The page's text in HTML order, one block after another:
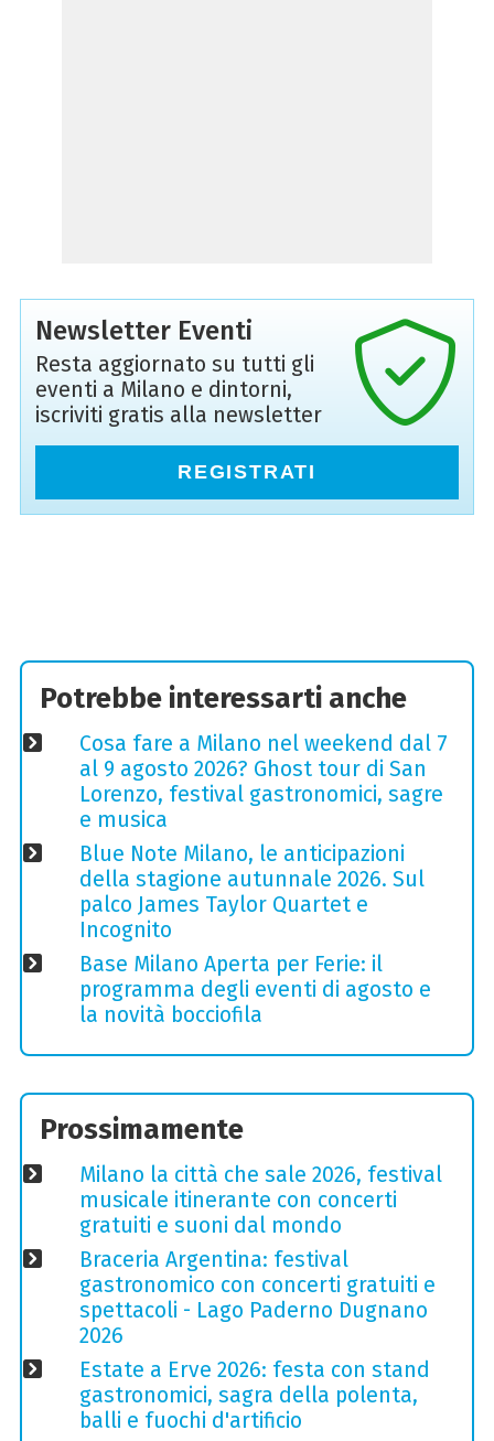
Newsletter Eventi
Resta aggiornato su tutti gli
eventi a Milano e dintorni,
iscriviti gratis alla newsletter
REGISTRATI
Potrebbe interessarti anche
Cosa fare a Milano nel weekend dal 7
al 9 agosto 2026? Ghost tour di San
Lorenzo, festival gastronomici, sagre
e musica
Blue Note Milano, le anticipazioni
della stagione autunnale 2026. Sul
palco James Taylor Quartet e
Incognito
Base Milano Aperta per Ferie: il
programma degli eventi di agosto e
la novità bocciofila
Prossimamente
Milano la città che sale 2026, festival
musicale itinerante con concerti
gratuiti e suoni dal mondo
Braceria Argentina: festival
gastronomico con concerti gratuiti e
spettacoli - Lago Paderno Dugnano
2026
Estate a Erve 2026: festa con stand
gastronomici, sagra della polenta,
balli e fuochi d'artificio